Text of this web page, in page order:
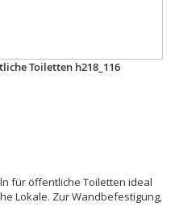
Toiletten h218_116
für öffentliche Toiletten ideal
Lokale. Zur Wandbefestigung,